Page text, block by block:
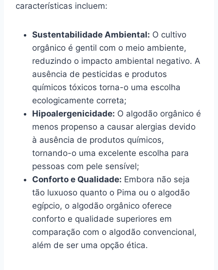
características incluem:
Sustentabilidade Ambiental: O cultivo
orgânico é gentil com o meio ambiente,
reduzindo o impacto ambiental negativo. A
ausência de pesticidas e produtos
químicos tóxicos torna-o uma escolha
ecologicamente correta;
Hipoalergenicidade: O algodão orgânico é
menos propenso a causar alergias devido
à ausência de produtos químicos,
tornando-o uma excelente escolha para
pessoas com pele sensível;
Conforto e Qualidade: Embora não seja
tão luxuoso quanto o Pima ou o algodão
egípcio, o algodão orgânico oferece
conforto e qualidade superiores em
comparação com o algodão convencional,
além de ser uma opção ética.